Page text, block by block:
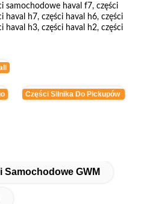
samochodowe haval f7, części
haval h7, części haval h6, części
haval h3, części haval h2, części
Części Silnika Do Pickupów
Samochodowe GWM